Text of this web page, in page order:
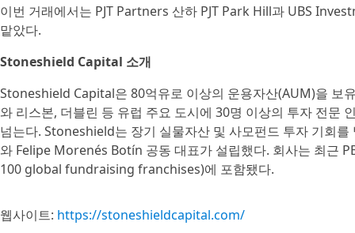
이번 거래에서는 PJT Partners 산하 PJT Park Hill과 UBS
맡았다.
Stoneshield Capital 소개
Stoneshield Capital은 80억유로 이상의 운용자산(AUM)을 보
와 리스본, 더블린 등 유럽 주요 도시에 30명 이상의 투자 전문
넘는다. Stoneshield는 장기 실물자산 및 사모펀드 투자 기회
와 Felipe Morenés Botín 공동 대표가 설립했다. 회사는 최근
100 global fundraising franchises)에 포함됐다.
웹사이트: https://stoneshieldcapital.com/